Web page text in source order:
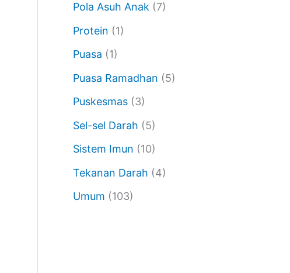
Pola Asuh Anak (7)
Protein (1)
Puasa (1)
Puasa Ramadhan (5)
Puskesmas (3)
Sel-sel Darah (5)
Sistem Imun (10)
Tekanan Darah (4)
Umum (103)